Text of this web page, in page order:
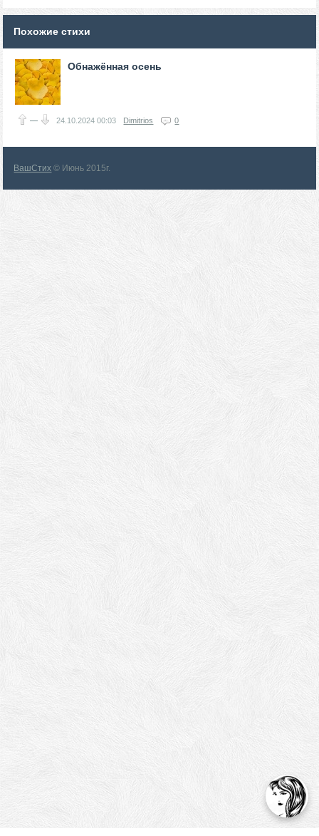
Похожие стихи
Обнажённая осень
— 24.10.202400:03 Dimitrios 0
ВашСтих © Июнь 2015г.